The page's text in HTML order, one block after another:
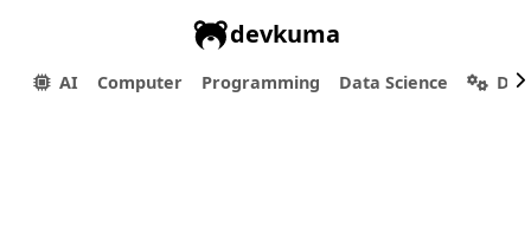
devkuma
AI Computer Programming Data Science